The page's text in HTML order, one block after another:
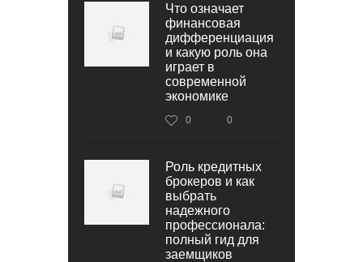
Что означает
финансовая
дифференциация
и какую роль она
играет в
современной
экономике
0 0
Роль кредитных
брокеров и как
выбрать
надежного
профессионала:
полный гид для
заемщиков